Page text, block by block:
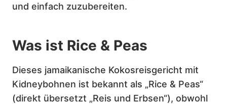
und einfach zuzubereiten.
Was ist Rice & Peas
Dieses jamaikanische Kokosreisgericht mit
Kidneybohnen ist bekannt als „Rice & Peas“
(direkt übersetzt „Reis und Erbsen“), obwohl